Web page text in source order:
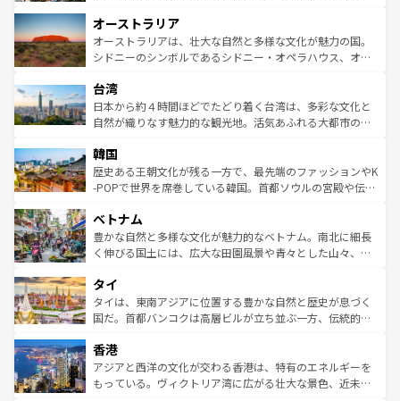
部のニューオーリンズでは、音楽と美食が融合した独特の
文化が魅力。旅行者はアメリカの各地域で異なる魅力を楽
しみながら、その多様性と豊かな歴史を感じることができ
ならではの贅沢な旅のスタイルだ。 なお、新着のアメリカ
情報はコンテンツ一覧を参照してほしい。
ワイ島は見逃せない。また、定番の観光地といえばオアフ
島だが、静かな自然を求めるならマウイ島やカウアイ島が
おすすめ。エメラルドグリーンに輝く海をはじめ、豊かな
れるおもてなしの心で訪れる人々を迎えてくれるハワイの
人々、おいしいローカルフードやハワイアンミュージッ
ク、伝統的なフラダンスなど、すべてがハワイの魅力を彩
ワイを、存分に味わってほしい。 なお、新着のハワイ情報
はコンテンツ一覧を参照してほしい。
オーストラリア
オーストラリアは、壮大な自然と多様な文化が魅力の国。
シドニーのシンボルであるシドニー・オペラハウス、オー
リアリーフや大陸中央部にそびえるウルル（エアーズロッ
ク）、タスマニアの美しい原生林やケアンズの熱帯雨林な
ど、見どころがたくさん。また、カフェやワイン、オージ
いる。アクティビティも充実しており、サーフィンやダイ
ビング、ハイキングなど、アウトドア好きにはたまらな
い。オーストラリアの多彩な魅力を存分に味わいつくそ
参照してほしい。
台湾
日本から約４時間ほどでたどり着く台湾は、多彩な文化と
自然が織りなす魅力的な観光地。活気あふれる大都市の台
ン）、静ひつな山岳地帯である台湾東部など、都市の喧騒
と山間の静けさが共存しており、訪れる人に新しい発見と
驚きをもたらしてくれる。また、奥深い台湾の食文化も魅
容にもいいと評判のスイーツなど、バラエティ豊かな料理
が味わえる。 なお、新着の台湾情報は コンテンツ一覧を参
照してほしい。
韓国
歴史ある王朝文化が残る一方で、最先端のファッションやK
-POPで世界を席巻している韓国。首都ソウルの宮殿や伝統
き、地方に足を延ばせば四季折々の自然美を楽しむことが
できる。そして、キムチや焼肉、絶品のストリートフード
まで、さまざまな韓国料理が待っている。夜には、韓国な
リティに包まれながら、韓国の多彩な魅力を心ゆくまで味
わってみてほしい。 なお、新着の韓国情報はコンテンツ一
覧を参照してほしい。
ベトナム
豊かな自然と多様な文化が魅力的なベトナム。南北に細長
く伸びる国土には、広大な田園風景や青々とした山々、世
急速な発展と共に伝統が息づく。ハノイの古い町並みやホ
ーチミン市のフランス統治時代の建物も、独特の雰囲気を
醸し出している。また、バラエティの豊かさとおいしさで
とつ。フォーやバインミー、ベトナムコーヒーなどは、ぜ
ひ現地で味わいたい。どの地域を訪れてもあたたかい人々
が旅行者を迎えてくれるので、きっと忘れられない旅にな
タイ
タイは、東南アジアに位置する豊かな自然と歴史が息づく
国だ。首都バンコクは高層ビルが立ち並ぶ一方、伝統的な
の活気が交差している。北部ではチェンマイなどの山岳地
帯で自然と触れ合い、南部ではプーケットやクラビの美し
いビーチでリゾート気分を楽しむことができる。タイ料理
香港
アジアと西洋の文化が交わる香港は、特有のエネルギーを
もっている。ヴィクトリア湾に広がる壮大な景色、近未来